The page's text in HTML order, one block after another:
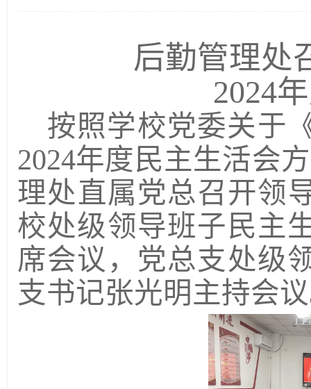
后勤管理处
2024
按照学校党委关于
2024年度民主生活会
理处直属党总召开领
校处级领导班子民主
席会议， 党总支处级
支书记张光明主持会议